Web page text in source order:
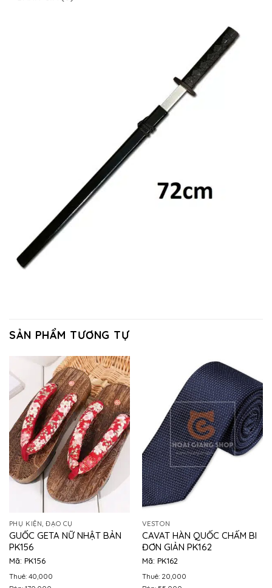
SẢN PHẨM TƯƠNG TỰ
PHỤ KIỆN, ĐẠO CỤ
GUỐC GETA NỮ NHẬT BẢN
PK156
Mã: PK156
Thuê: 40,000
VESTON
CAVAT HÀN QUỐC CHẤM BI
ĐƠN GIẢN PK162
Mã: PK162
Thuê: 20,000